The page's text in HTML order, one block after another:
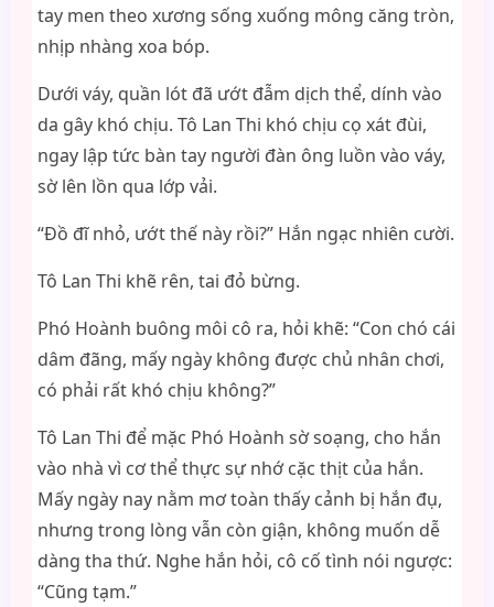
tay men theo xương sống xuống mông căng tròn,
nhịp nhàng xoa bóp.
Dưới váy, quần lót đã ướt đẫm dịch thể, dính vào
da gây khó chịu. Tô Lan Thi khó chịu cọ xát đùi,
ngay lập tức bàn tay người đàn ông luồn vào váy,
sờ lên lồn qua lớp vải.
“Đồ đĩ nhỏ, ướt thế này rồi?” Hắn ngạc nhiên cười.
Tô Lan Thi khẽ rên, tai đỏ bừng.
Phó Hoành buông môi cô ra, hỏi khẽ: “Con chó cái
dâm đãng, mấy ngày không được chủ nhân chơi,
có phải rất khó chịu không?”
Tô Lan Thi để mặc Phó Hoành sờ soạng, cho hắn
vào nhà vì cơ thể thực sự nhớ cặc thịt của hắn.
Mấy ngày nay nằm mơ toàn thấy cảnh bị hắn đụ,
nhưng trong lòng vẫn còn giận, không muốn dễ
dàng tha thứ. Nghe hắn hỏi, cô cố tình nói ngược:
“Cũng tạm.”